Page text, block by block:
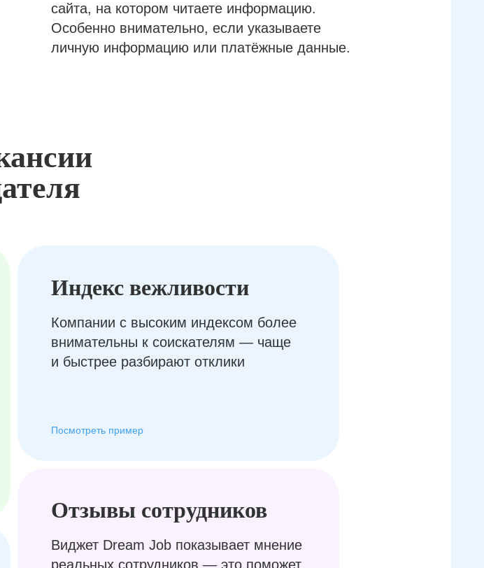
сайта, на котором читаете информацию.
Особенно внимательно, если указываете
личную информацию или платёжные данные.
Отзывы сотрудников
Виджет Dream Job показывает мнение
реальных сотрудников — это поможет
Индекс вежливости
Компании с высоким индексом более
внимательны к соискателям — чаще
и быстрее разбирают отклики
Посмотреть пример